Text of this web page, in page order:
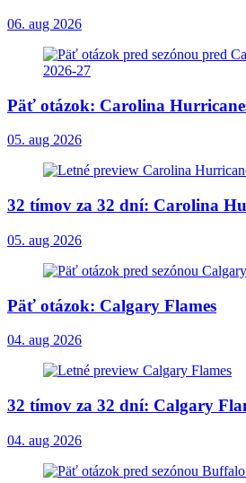
06. aug 2026
Päť otázok: Carolina
05. aug 2026
32 tímov za 32 dní: Carolina
05. aug 2026
Päť otázok: Calgary Flames
04. aug 2026
32 tímov za 32 dní: Calgary
04. aug 2026